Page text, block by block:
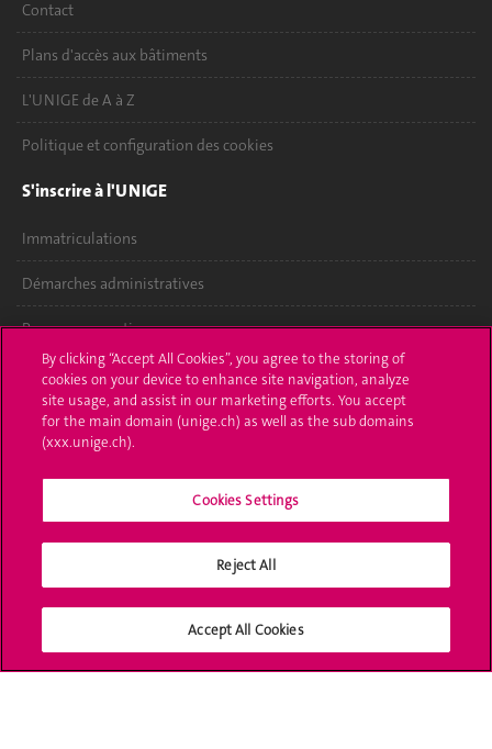
Contact
Plans d'accès aux bâtiments
L'UNIGE de A à Z
Politique et configuration des cookies
S'inscrire à l'UNIGE
Immatriculations
Démarches administratives
Poser une question
L'UNIGE vous informe
UNIGE Mobile
Médias sociaux UNIGE
By clicking “Accept All Cookies”, you agree to the storing of
cookies on your device to enhance site navigation, analyze
site usage, and assist in our marketing efforts. You accept
for the main domain (unige.ch) as well as the sub domains
(xxx.unige.ch).
Cookies Settings
Reject All
Accept All Cookies